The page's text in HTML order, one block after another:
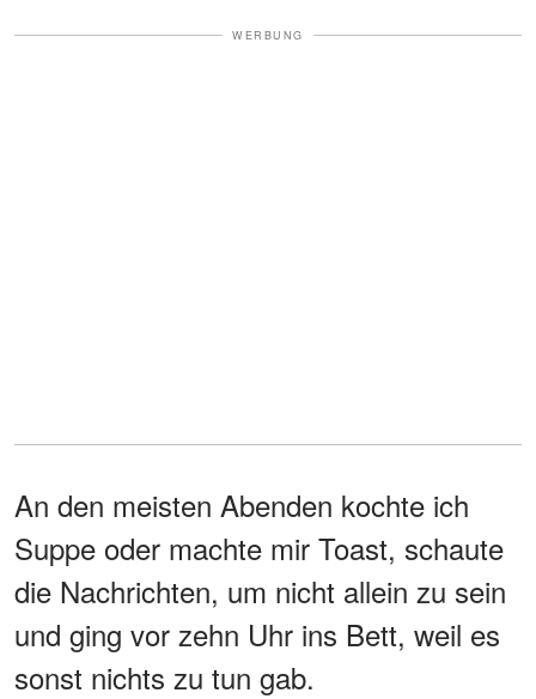
WERBUNG
An den meisten Abenden kochte ich
Suppe oder machte mir Toast, schaute
die Nachrichten, um nicht allein zu sein
und ging vor zehn Uhr ins Bett, weil es
sonst nichts zu tun gab.